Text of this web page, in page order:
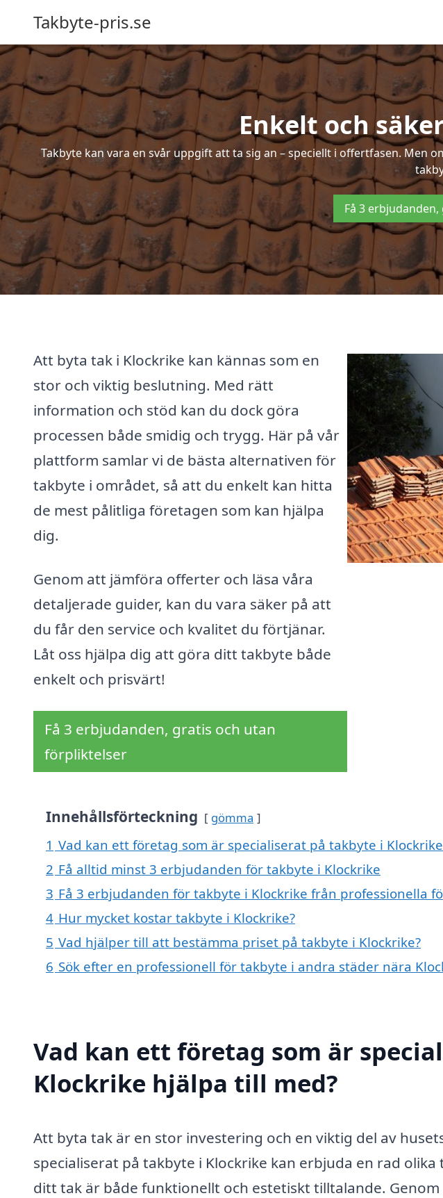
Takbyte-pris.se
Enkelt och
Takbyte kan vara en svår uppgift att ta sig an – speciellt i offertfasen.
Få 3
Att byta tak i Klockrike kan kännas som en
stor och viktig beslutning. Med rätt
information och stöd kan du dock göra
processen både smidig och trygg. Här på vår
plattform samlar vi de bästa alternativen för
takbyte i området, så att du enkelt kan hitta
de mest pålitliga företagen som kan hjälpa
dig.
Genom att jämföra offerter och läsa våra
detaljerade guider, kan du vara säker på att
du får den service och kvalitet du förtjänar.
Låt oss hjälpa dig att göra ditt takbyte både
enkelt och prisvärt!
Få 3 erbjudanden, gratis och utan
förpliktelser
Innehållsförteckning gömma
1 Vad kan ett företag som är specialiserat på takbyte i
2 Få alltid minst 3 erbjudanden för takbyte i Klockrike
3 Få 3 erbjudanden för takbyte i Klockrike från professionella
4 Hur mycket kostar takbyte i Klockrike?
5 Vad hjälper till att bestämma priset på takbyte i Klockrike?
6 Sök efter en professionell för takbyte i andra städer nära
Vad kan ett företag som är
Klockrike hjälpa till med?
Att byta tak är en stor investering och en viktig del av
specialiserat på takbyte i Klockrike kan erbjuda en rad
ditt tak är både funktionellt och estetiskt tilltalande.